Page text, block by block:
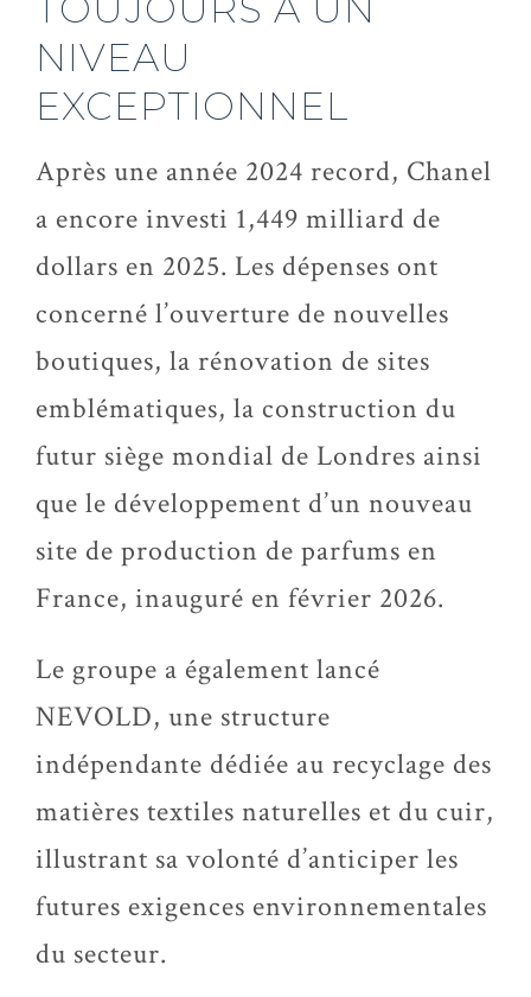
NIVEAU
EXCEPTIONNEL
Après une année 2024 record, Chanel
a encore investi 1,449 milliard de
dollars en 2025. Les dépenses ont
concerné l’ouverture de nouvelles
boutiques, la rénovation de sites
emblématiques, la construction du
futur siège mondial de Londres ainsi
que le développement d’un nouveau
site de production de parfums en
France, inauguré en février 2026.
Le groupe a également lancé
NEVOLD, une structure
indépendante dédiée au recyclage des
matières textiles naturelles et du cuir,
illustrant sa volonté d’anticiper les
futures exigences environnementales
du secteur.